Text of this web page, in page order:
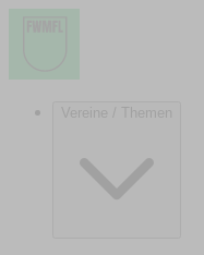
Vereine / Themen